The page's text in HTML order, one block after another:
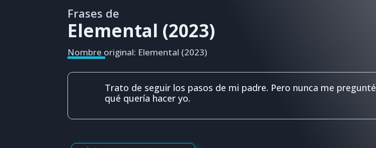
Frases de
Elemental (2023)
Nombre original: Elemental (2023)
Trato de seguir los pasos de mi padre. Pero nunca me pregunté
qué quería hacer yo.